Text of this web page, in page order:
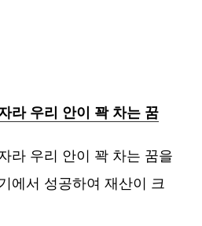
라 우리 안이 꽉 차는 꿈
라 우리 안이 꽉 차는 꿈을
에서 성공하여 재산이 크